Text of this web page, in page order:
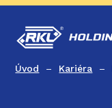
Úvod Kariéra